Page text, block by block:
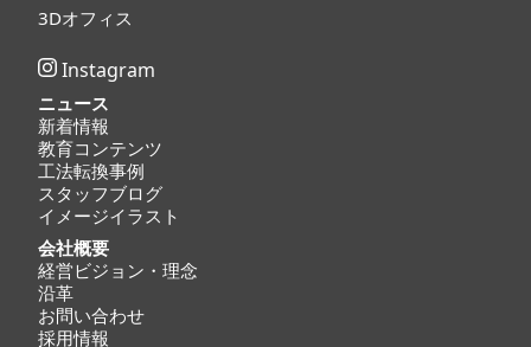
3Dオフィス
Instagram
ニュース
新着情報
教育コンテンツ
工法転換事例
スタッフブログ
イメージイラスト
会社概要
経営ビジョン・理念
沿革
お問い合わせ
採用情報